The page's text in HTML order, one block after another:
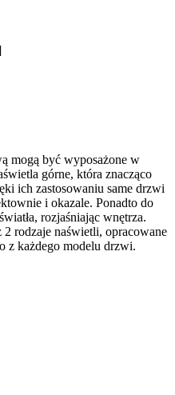
mogą być wyposażone w
górne, która znacząco
ich zastosowaniu same drzwi
i okazale. Ponadto do
rozjaśniając wnętrza.
rodzaje naświetli, opracowane
z każdego modelu drzwi.